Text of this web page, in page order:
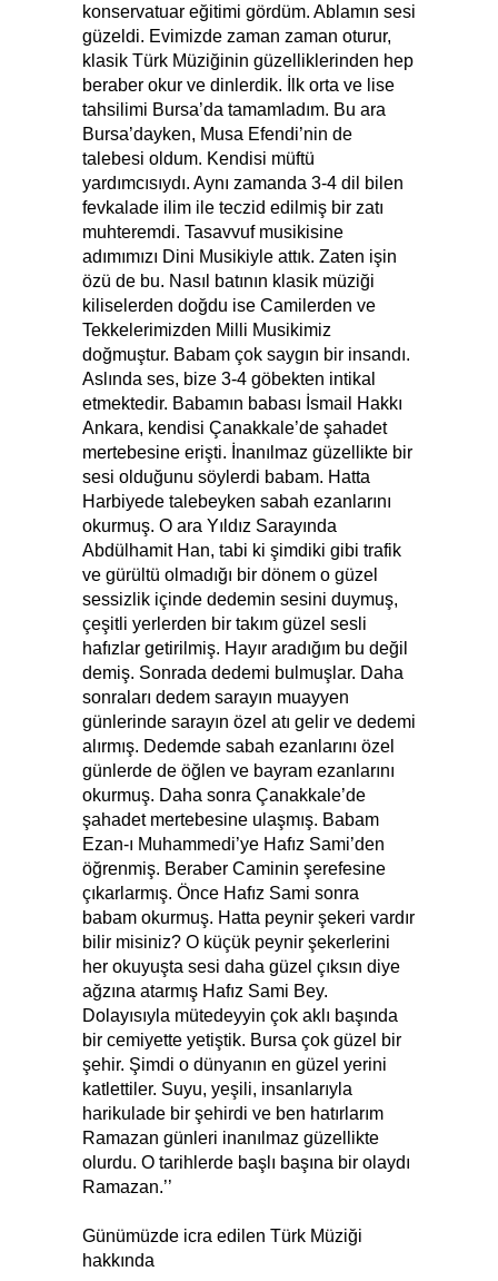
konservatuar eğitimi gördüm. Ablamın sesi
güzeldi. Evimizde zaman zaman oturur,
klasik Türk Müziğinin güzelliklerinden hep
beraber okur ve dinlerdik. İlk orta ve lise
tahsilimi Bursa’da tamamladım. Bu ara
Bursa’dayken, Musa Efendi’nin de
talebesi oldum. Kendisi müftü
yardımcısıydı. Aynı zamanda 3-4 dil bilen
fevkalade ilim ile teczid edilmiş bir zatı
muhteremdi. Tasavvuf musikisine
adımımızı Dini Musikiyle attık. Zaten işin
özü de bu. Nasıl batının klasik müziği
kiliselerden doğdu ise Camilerden ve
Tekkelerimizden Milli Musikimiz
doğmuştur. Babam çok saygın bir insandı.
Aslında ses, bize 3-4 göbekten intikal
etmektedir. Babamın babası İsmail Hakkı
Ankara, kendisi Çanakkale’de şahadet
mertebesine erişti. İnanılmaz güzellikte bir
sesi olduğunu söylerdi babam. Hatta
Harbiyede talebeyken sabah ezanlarını
okurmuş. O ara Yıldız Sarayında
Abdülhamit Han, tabi ki şimdiki gibi trafik
ve gürültü olmadığı bir dönem o güzel
sessizlik içinde dedemin sesini duymuş,
çeşitli yerlerden bir takım güzel sesli
hafızlar getirilmiş. Hayır aradığım bu değil
demiş. Sonrada dedemi bulmuşlar. Daha
sonraları dedem sarayın muayyen
günlerinde sarayın özel atı gelir ve dedemi
alırmış. Dedemde sabah ezanlarını özel
günlerde de öğlen ve bayram ezanlarını
okurmuş. Daha sonra Çanakkale’de
şahadet mertebesine ulaşmış. Babam
Ezan-ı Muhammedi’ye Hafız Sami’den
öğrenmiş. Beraber Caminin şerefesine
çıkarlarmış. Önce Hafız Sami sonra
babam okurmuş. Hatta peynir şekeri vardır
bilir misiniz? O küçük peynir şekerlerini
her okuyuşta sesi daha güzel çıksın diye
ağzına atarmış Hafız Sami Bey.
Dolayısıyla mütedeyyin çok aklı başında
bir cemiyette yetiştik. Bursa çok güzel bir
şehir. Şimdi o dünyanın en güzel yerini
katlettiler. Suyu, yeşili, insanlarıyla
harikulade bir şehirdi ve ben hatırlarım
Ramazan günleri inanılmaz güzellikte
olurdu. O tarihlerde başlı başına bir olaydı
Ramazan.’’
Günümüzde icra edilen Türk Müziği
hakkında